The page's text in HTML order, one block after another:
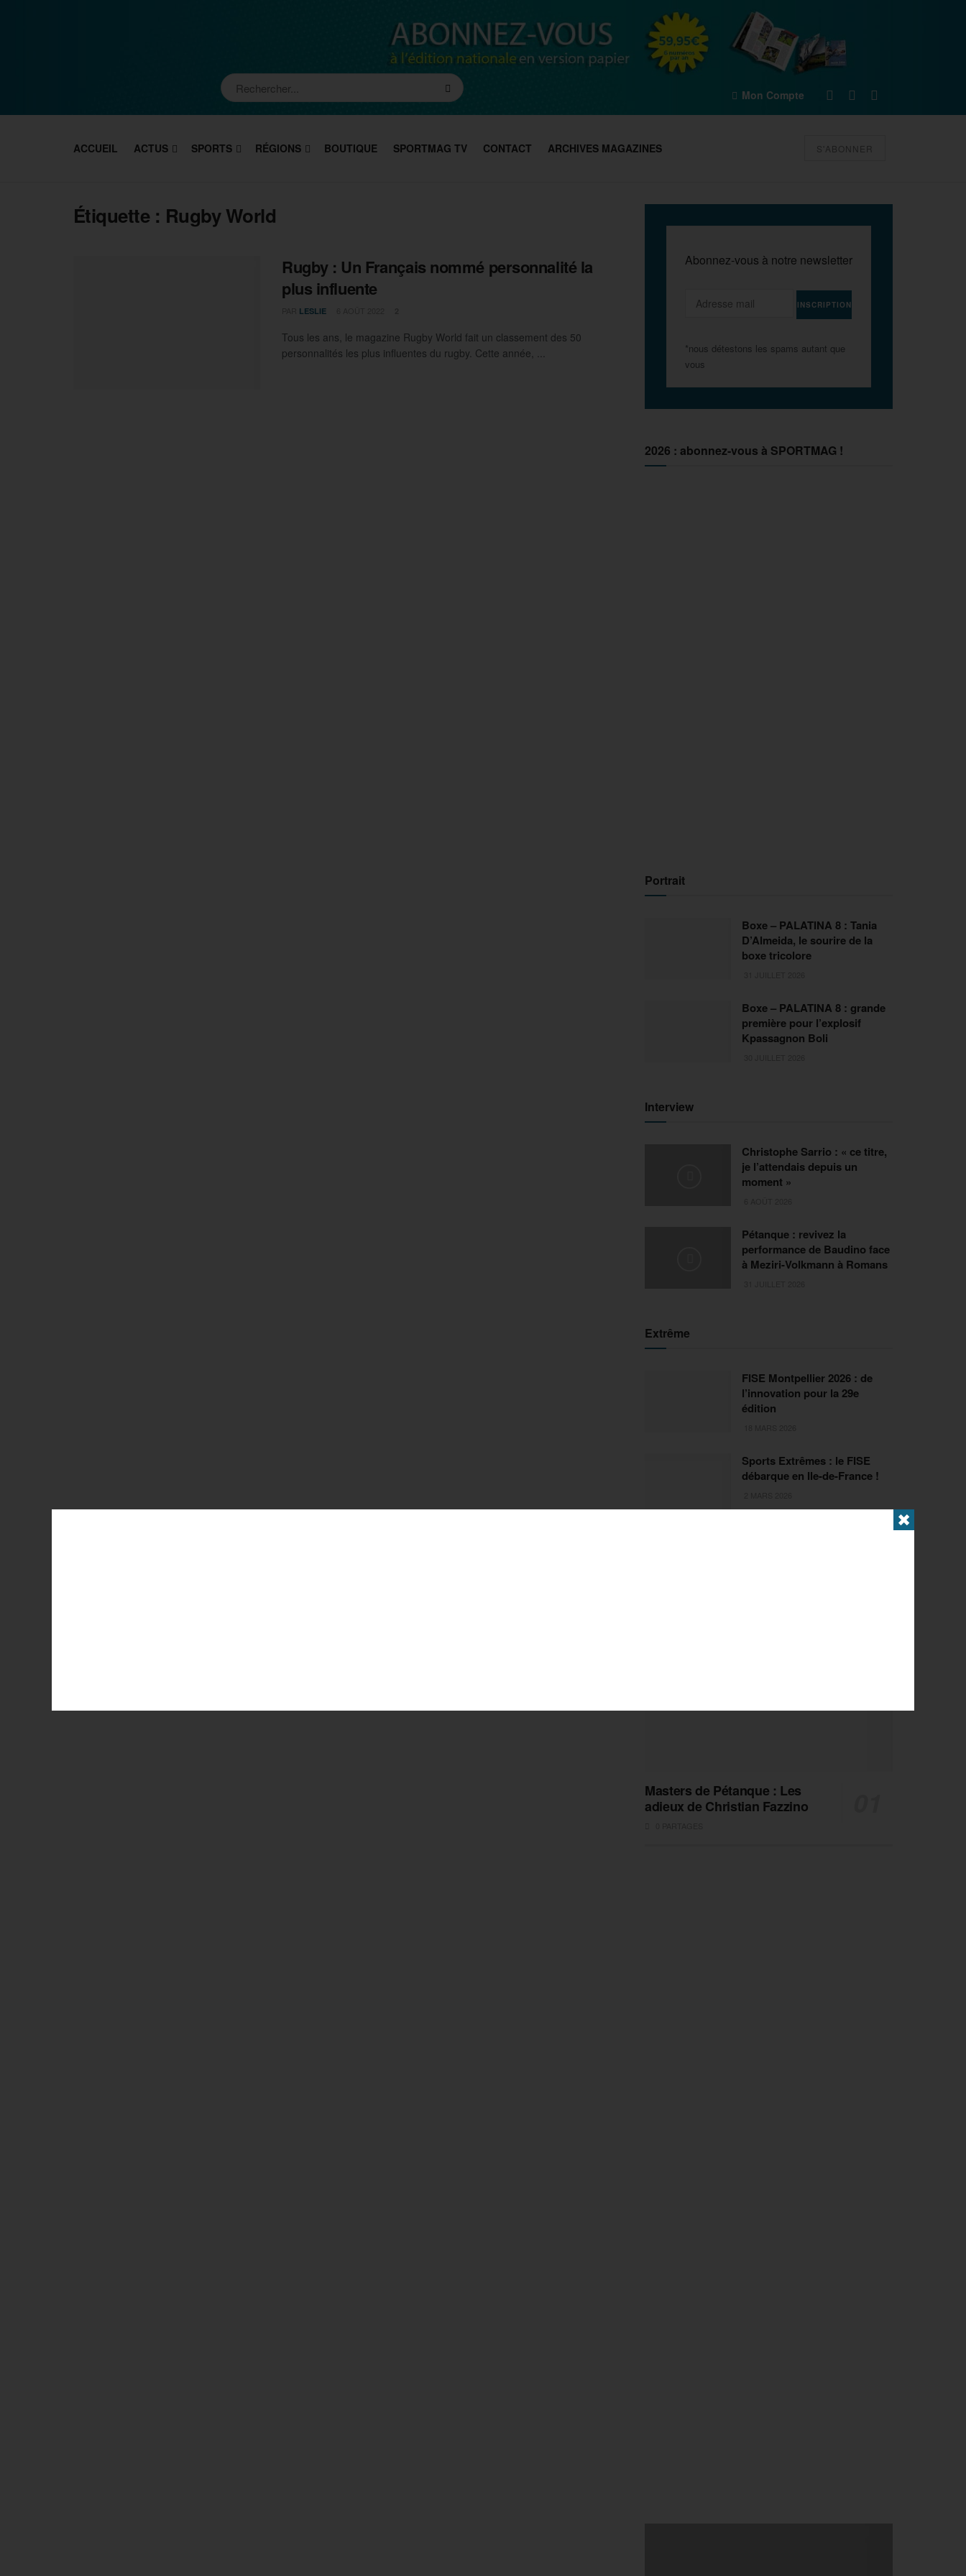
Mon Compte
ACCUEIL ACTUS SPORTS RÉGIONS BOUTIQUE SPORTMAG TV CONTACT ARCHIVES MAGAZINES S'ABONNER
Étiquette : Rugby World
Rugby : Un Français nommé personnalité la
plus influente
LESLIE
Tous les ans, le magazine Rugby World fait un classement des 50
personnalités les plus influentes du rugby. Cette année, ...
Abonnez-vous à notre newsletter
*nous détestons les spams autant que
vous
2026 : abonnez-vous à SPORTMAG !
Portrait
Boxe – PALATINA 8 : Tania
D’Almeida, le sourire de la
boxe tricolore
Boxe – PALATINA 8 : grande
première pour l’explosif
Kpassagnon Boli
Interview
Christophe Sarrio : « ce titre,
je l’attendais depuis un
moment »
Pétanque : revivez la
performance de Baudino face
à Meziri-Volkmann à Romans
Extrême
FISE Montpellier 2026 : de
l’innovation pour la 29e
édition
Sports Extrêmes : le FISE
débarque en Ile-de-France !
Masters de Pétanque : Les
adieux de Christian Fazzino
✖